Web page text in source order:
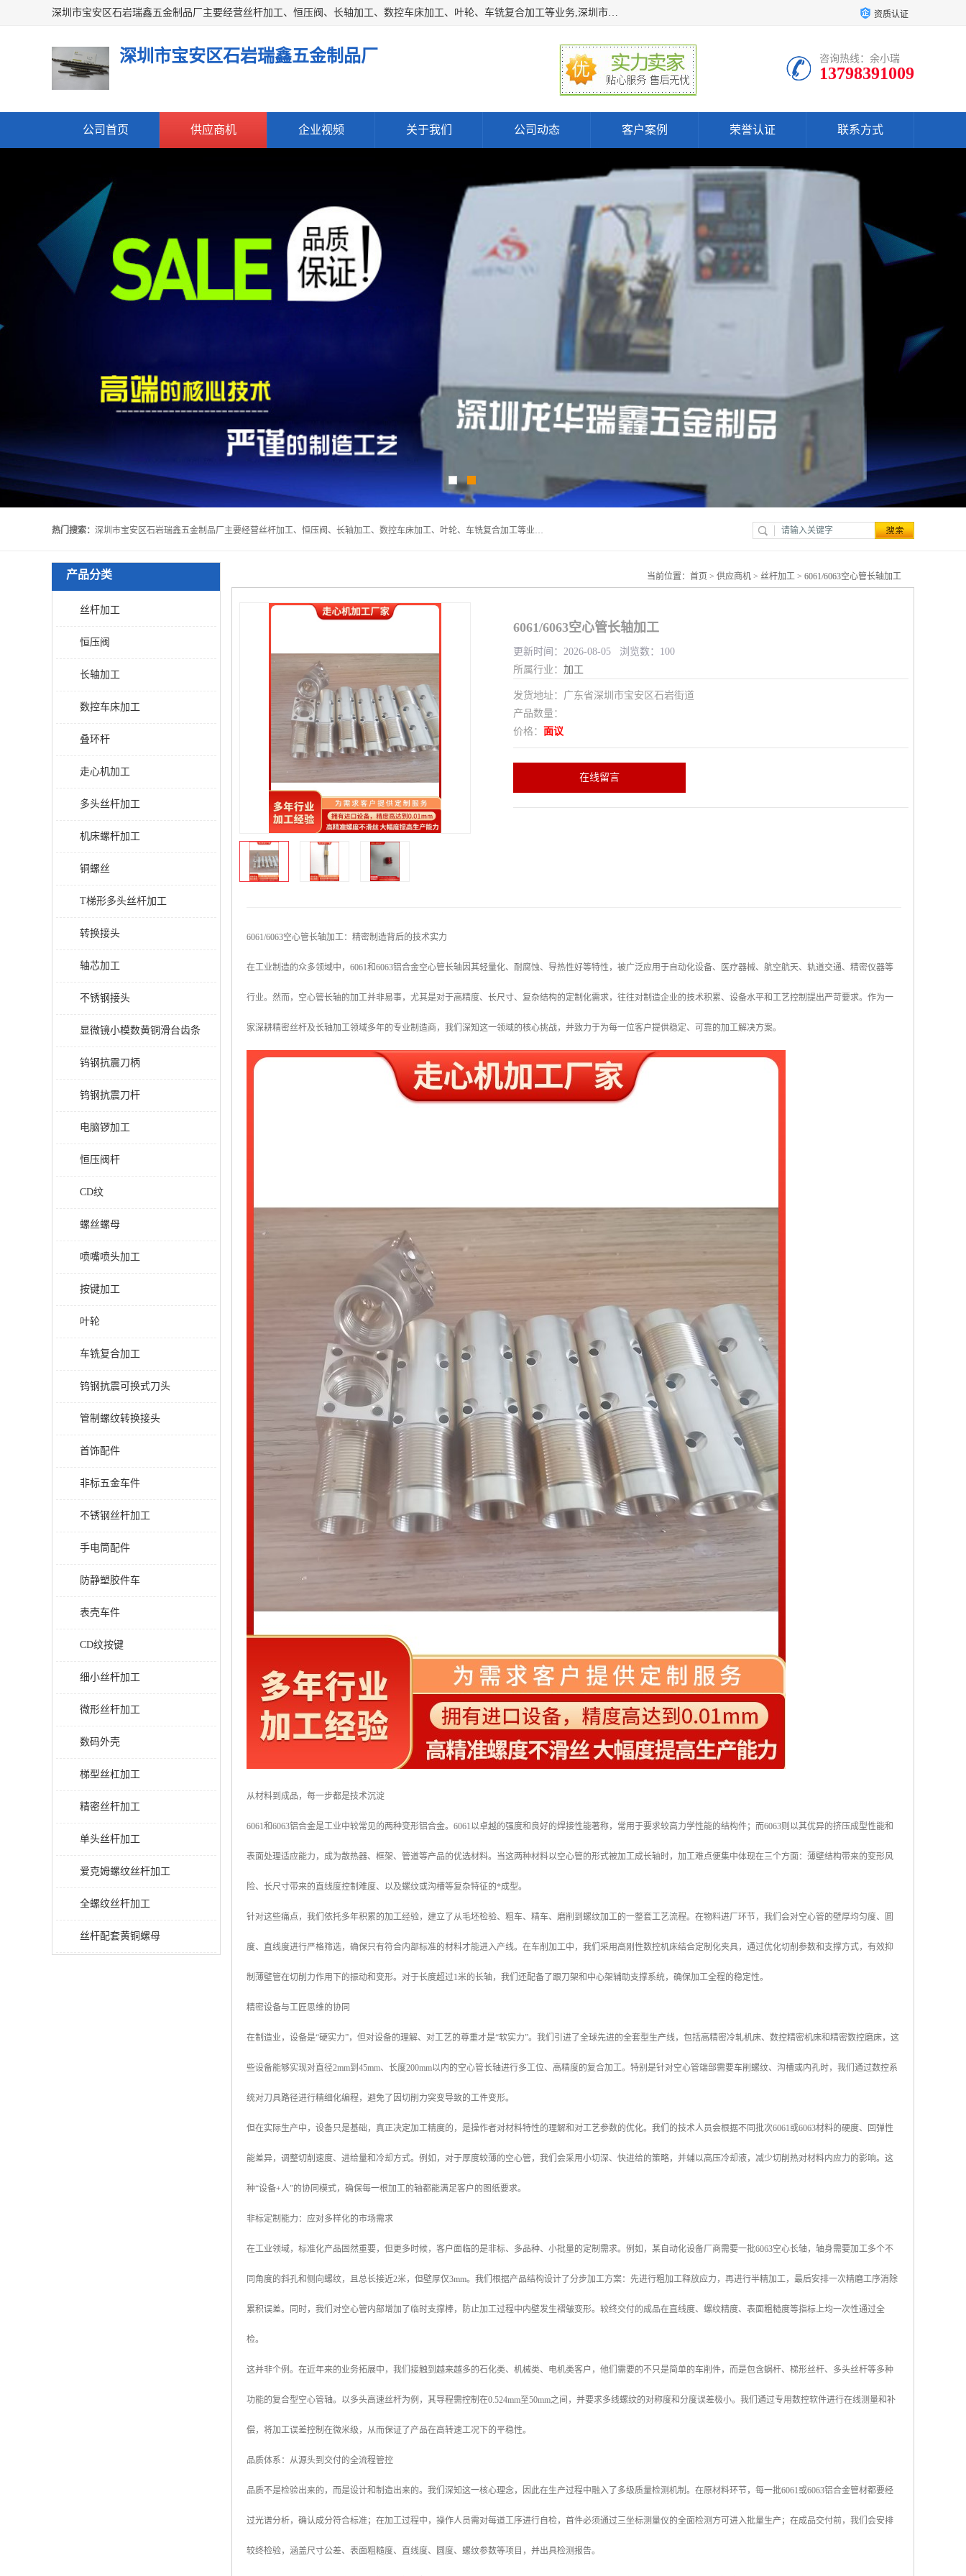
深圳市宝安区石岩瑞鑫五金制品厂主要经营丝杆加工、恒压阀、长轴加工、数控车床加工、叶轮、车铣复合加工等业务,深圳市宝安区石岩瑞鑫五金制品厂产品广泛应用于按摩椅、各类阀门、电机等石化类、机械类产品. 资质认证
深圳市宝安区石岩瑞鑫五金制品厂 咨询热线：余小瑞
13798391009
公司首页 供应商机 企业视频 关于我们 公司动态 客户案例 荣誉认证 联系方式
热门搜索： 深圳市宝安区石岩瑞鑫五金制品厂主要经营丝杆加工、恒压阀、长轴加工、数控车床加工、叶轮、车铣复合加工等业务,深圳市宝安区石岩瑞鑫五金制品厂产品广泛应用于按摩椅、各类阀门、电机等石化类、机械类产品.
产品分类
丝杆加工
恒压阀
长轴加工
数控车床加工
叠环杆
走心机加工
多头丝杆加工
机床螺杆加工
铜螺丝
T梯形多头丝杆加工
转换接头
轴芯加工
不锈钢接头
显微镜小模数黄铜滑台齿条
钨钢抗震刀柄
钨钢抗震刀杆
电脑锣加工
恒压阀杆
CD纹
螺丝螺母
喷嘴喷头加工
按键加工
叶轮
车铣复合加工
钨钢抗震可换式刀头
管制螺纹转换接头
首饰配件
非标五金车件
不锈钢丝杆加工
手电筒配件
防静塑胶件车
表壳车件
CD纹按键
细小丝杆加工
微形丝杆加工
数码外壳
梯型丝杠加工
精密丝杆加工
单头丝杆加工
爱克姆螺纹丝杆加工
全螺纹丝杆加工
丝杆配套黄铜螺母
当前位置： 首页 > 供应商机 > 丝杆加工 > 6061/6063空心管长轴加工
6061/6063空心管长轴加工
更新时间：2026-08-05 浏览数：100
所属行业： 加工
发货地址：广东省深圳市宝安区石岩街道
产品数量：
价格： 面议
在线留言
6061/6063空心管长轴加工：精密制造背后的技术实力
在工业制造的众多领域中，6061和6063铝合金空心管长轴因其轻量化、耐腐蚀、导热性好等特性，被广泛应用于自动化设备、医疗器械、航空航天、轨道交通、精密仪器等
行业。然而，空心管长轴的加工并非易事，尤其是对于高精度、长尺寸、复杂结构的定制化需求，往往对制造企业的技术积累、设备水平和工艺控制提出严苛要求。作为一
家深耕精密丝杆及长轴加工领域多年的专业制造商，我们深知这一领域的核心挑战，并致力于为每一位客户提供稳定、可靠的加工解决方案。
从材料到成品，每一步都是技术沉淀
6061和6063铝合金是工业中较常见的两种变形铝合金。6061以卓越的强度和良好的焊接性能著称，常用于要求较高力学性能的结构件；而6063则以其优异的挤压成型性能和
表面处理适应能力，成为散热器、框架、管道等产品的优选材料。当这两种材料以空心管的形式被加工成长轴时，加工难点便集中体现在三个方面：薄壁结构带来的变形风
险、长尺寸带来的直线度控制难度、以及螺纹或沟槽等复杂特征的*成型。
针对这些痛点，我们依托多年积累的加工经验，建立了从毛坯检验、粗车、精车、磨削到螺纹加工的一整套工艺流程。在物料进厂环节，我们会对空心管的壁厚均匀度、圆
度、直线度进行严格筛选，确保只有符合内部标准的材料才能进入产线。在车削加工中，我们采用高刚性数控机床结合定制化夹具，通过优化切削参数和支撑方式，有效抑
制薄壁管在切削力作用下的振动和变形。对于长度超过1米的长轴，我们还配备了跟刀架和中心架辅助支撑系统，确保加工全程的稳定性。
精密设备与工匠思维的协同
在制造业，设备是“硬实力”，但对设备的理解、对工艺的尊重才是“软实力”。我们引进了全球先进的全套型生产线，包括高精密冷轧机床、数控精密机床和精密数控磨床，这
些设备能够实现对直径2mm到45mm、长度200mm以内的空心管长轴进行多工位、高精度的复合加工。特别是针对空心管端部需要车削螺纹、沟槽或内孔时，我们通过数控系
统对刀具路径进行精细化编程，避免了因切削力突变导致的工件变形。
但在实际生产中，设备只是基础，真正决定加工精度的，是操作者对材料特性的理解和对工艺参数的优化。我们的技术人员会根据不同批次6061或6063材料的硬度、回弹性
能差异，调整切削速度、进给量和冷却方式。例如，对于厚度较薄的空心管，我们会采用小切深、快进给的策略，并辅以高压冷却液，减少切削热对材料内应力的影响。这
种“设备+人”的协同模式，确保每一根加工的轴都能满足客户的图纸要求。
非标定制能力：应对多样化的市场需求
在工业领域，标准化产品固然重要，但更多时候，客户面临的是非标、多品种、小批量的定制需求。例如，某自动化设备厂商需要一批6063空心长轴，轴身需要加工多个不
同角度的斜孔和侧向螺纹，且总长接近2米，但壁厚仅3mm。我们根据产品结构设计了分步加工方案：先进行粗加工释放应力，再进行半精加工，最后安排一次精磨工序消除
累积误差。同时，我们对空心管内部增加了临时支撑棒，防止加工过程中内壁发生褶皱变形。较终交付的成品在直线度、螺纹精度、表面粗糙度等指标上均一次性通过全
检。
这并非个例。在近年来的业务拓展中，我们接触到越来越多的石化类、机械类、电机类客户，他们需要的不只是简单的车削件，而是包含蜗杆、梯形丝杆、多头丝杆等多种
功能的复合型空心管轴。以多头高速丝杆为例，其导程需控制在0.524mm至50mm之间，并要求多线螺纹的对称度和分度误差极小。我们通过专用数控软件进行在线测量和补
偿，将加工误差控制在微米级，从而保证了产品在高转速工况下的平稳性。
品质体系：从源头到交付的全流程管控
品质不是检验出来的，而是设计和制造出来的。我们深知这一核心理念，因此在生产过程中融入了多级质量检测机制。在原材料环节，每一批6061或6063铝合金管材都要经
过光谱分析，确认成分符合标准；在加工过程中，操作人员需对每道工序进行自检，首件必须通过三坐标测量仪的全面检测方可进入批量生产；在成品交付前，我们会安排
较终检验，涵盖尺寸公差、表面粗糙度、直线度、圆度、螺纹参数等项目，并出具检测报告。